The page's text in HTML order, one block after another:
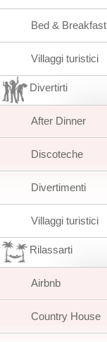
Bed & Breakfast
Villaggi turistici
Divertirti
After Dinner
Discoteche
Divertimenti
Villaggi turistici
Rilassarti
Airbnb
Country House